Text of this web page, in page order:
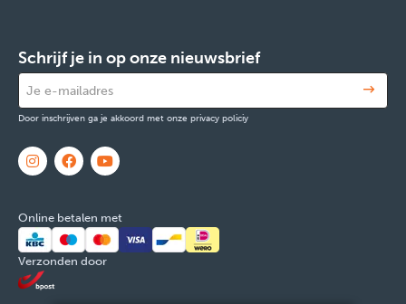
Schrijf je in op onze nieuwsbrief
Door inschrijven ga je akkoord met onze privacy policiy
Online betalen met
Verzonden door